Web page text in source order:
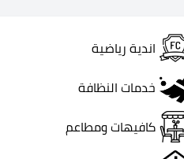
اندية رياضية
خدمات النظافة
كافيهات ومطاعم